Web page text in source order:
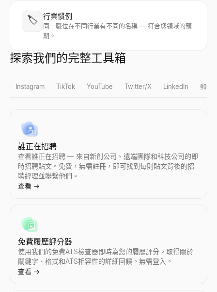
🏷️ 行業慣例
同一職位在不同行業有不同的名稱 — 符合您領域的預
期。
探索我們的完整工具箱
Instagram TikTok YouTube Twitter/X LinkedIn 郵件
Instagram 假粉檢測
即時檢測 Instagram 假粉絲。我們的免費工具分析互動率、粉絲
查看→
Instagram 粉絲數查詢
檢視任意 Instagram 賬號的實時粉絲數和檔案統計。檢視粉絲、
查看
TikTok 假粉檢測
即時檢測 TikTok 假粉絲。我們的免費工具分析互動率、粉絲質量
查看→
TikTok 粉絲數查詢
檢視任意 TikTok 賬號的實時粉絲數和個人資料統計。檢視粉絲
查看
YouTube 粉絲數查詢
檢視任意 YouTube 頻道的實時訂閱者數和頻道統計。檢視訂閱者
查看→
YouTube 假粉檢測
即時檢測 YouTube 假訂閱者。我們的免費工具分析互動率、訂
查看
X 個人檔案檢視器
匿名檢視公開的 X（Twitter）個人檔案 —— 無需登入。瀏覽任何
查看→
Twitter個人資料搜尋
透過上傳相似圖片或描述頭像來搜尋 Twitter/X 賬號。我們的 AI
查看
LinkedIn 潛在客戶資格鑑定器
貼上 LinkedIn 貼文——查看作者是否是買家並獲得個性化回覆。
查看→
LinkedIn 檔案擷取器
即時擷取 LinkedIn 檔案。免費線上工具，匯出姓名、電子郵件、
查看
批量電子郵件驗證工具
免費驗證大量電子郵件清單 — 即時移除無效、一次性及垃圾郵件
查看→
反向電子郵件查詢
透過電子郵件地址反查其所有人，獲取姓名、職稱和公司資訊。
查看
公司檔案搜尋
即時查詢任意公司檔案。獲取行業、員工數、收入、融資、地址
查看→
公司地點查找
查詢全球任意公司的所有辦公地點。發現總部、分公司、倉庫和
查看
誰正在招聘
查看誰正在招聘 — 來自新創公司、遠端團隊和科技公司的即
時招聘貼文。免費，無需註冊，即可找到每則貼文背後的招
聘經理並聯繫他們。
查看 →
免費履歷評分器
使用我們的免費ATS檢查器即時為您的履歷評分。取得關於
關鍵字、格式和ATS相容性的詳細回饋。無需登入。
查看 →